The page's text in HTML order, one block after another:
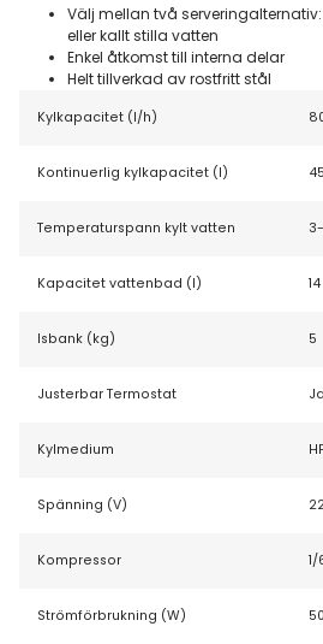
Välj mellan två
eller kallt stilla vatten
Enkel åtkomst till interna delar
Helt tillverkad av rostfritt stål
Kylkapacitet (l/h)
Kontinuerlig kylkapacitet (l) 45
Temperaturspann kylt vatten
Kapacitet vattenbad (l) 14
Isbank (kg) 5
Justerbar Termostat Ja
Kylmedium
Spänning (V)
Kompressor 1/
Strömförbrukning (W)